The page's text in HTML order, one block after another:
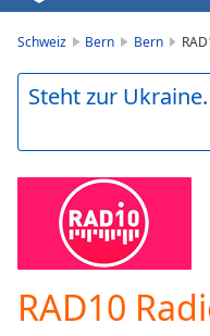
Player
Play
Video
Skip
Schweiz Bern Bern
Steht zur
RAD10